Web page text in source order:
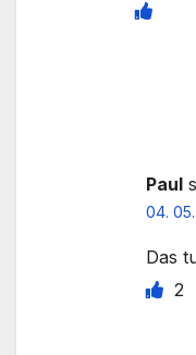
Paul
04.
Das
2